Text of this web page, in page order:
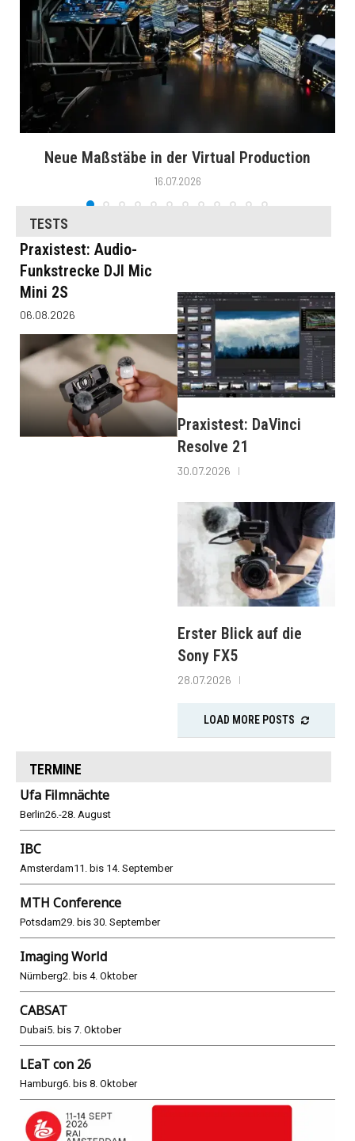
Neue Maßstäbe in der Virtual Production
16.07.2026
TESTS
Praxistest: Audio-
Funkstrecke DJI Mic
Mini 2S
06.08.2026
Praxistest: DaVinci
Resolve 21
30.07.2026
Erster Blick auf die
Sony FX5
28.07.2026
LOAD MORE POSTS
TERMINE
Ufa Filmnächte
Berlin26.-28. August
IBC
Amsterdam11. bis 14. September
MTH Conference
Potsdam29. bis 30. September
Imaging World
Nürnberg2. bis 4. Oktober
CABSAT
Dubai5. bis 7. Oktober
LEaT con 26
Hamburg6. bis 8. Oktober